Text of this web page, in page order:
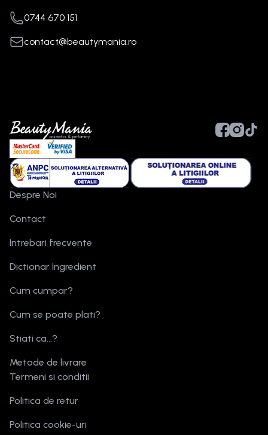
0744 670 151
contact@beautymania.ro
Despre Noi
Contact
Intrebari frecvente
Dictionar Ingredient
Cum cumpar?
Cum se poate plati?
Stiati ca...?
Metode de livrare
Termeni si conditii
Politica de retur
Politica cookie-uri